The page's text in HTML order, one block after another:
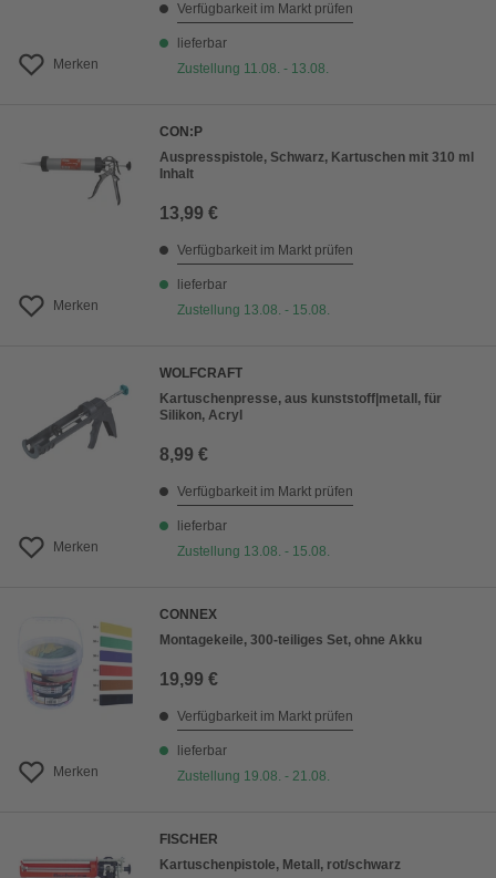
Merken
Verfügbarkeit im Markt prüfen
lieferbar
Zustellung 11.08. - 13.08.
Merken
CON:P
Auspresspistole, Schwarz, Kartuschen mit 310 ml
Inhalt
13,99 €
Verfügbarkeit im Markt prüfen
lieferbar
Zustellung 13.08. - 15.08.
Merken
WOLFCRAFT
Kartuschenpresse, aus kunststoff|metall, für
Silikon, Acryl
8,99 €
Verfügbarkeit im Markt prüfen
lieferbar
Zustellung 13.08. - 15.08.
Merken
CONNEX
Montagekeile, 300-teiliges Set, ohne Akku
19,99 €
Verfügbarkeit im Markt prüfen
lieferbar
Zustellung 19.08. - 21.08.
FISCHER
Kartuschenpistole, Metall, rot/schwarz